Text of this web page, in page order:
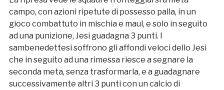
campo, con azioni ripetute di possesso palla, in un
gioco combattuto in mischia e maul, e solo in seguito
ad una punizione, Jesi guadagna 3 punti. I
sambenedettesi soffrono gli affondi veloci dello Jesi
che in seguito ad una rimessa riesce a segnare la
seconda meta, senza trasformarla, e a guadagnare
successivamente altri 3 punti con un calcio di